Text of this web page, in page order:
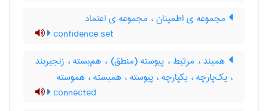
مجموعه ی اطمینان ، مجموعه ی اعتماد
confidence set
همبند ، مرتبط ، پیوسته (منطق) ، هم‌بسته ، زنجیر‌بند
، یک‌پارچه ، یکپارچه ، پیوسته ، همبسته ، هموسته
connected